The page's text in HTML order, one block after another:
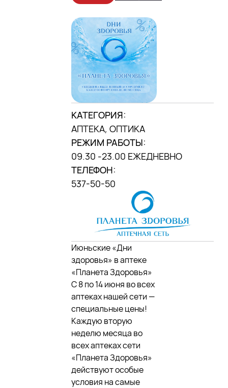
МЫ В INSTAGRAM
DANA MALL, 2025
КАТЕГОРИЯ:
АПТЕКА, ОПТИКА
РЕЖИМ РАБОТЫ:
09.30 -23.00 ЕЖЕДНЕВНО
ТЕЛЕФОН:
537-50-50
Июньские «Дни
здоровья» в аптеке
«Планета Здоровья»
С 8 по 14 июня во всех
аптеках нашей сети —
специальные цены!
Каждую вторую
неделю месяца во
всех аптеках сети
«Планета Здоровья»
действуют особые
условия на самые